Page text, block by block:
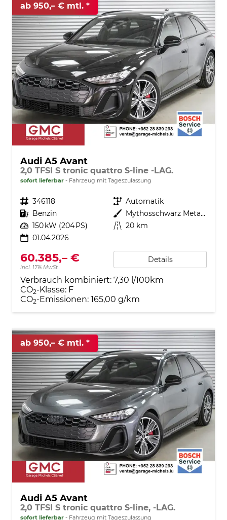
ab 950,– € mtl.
Audi A5 Avant
2,0 TFSI S tronic quattro S-line -LAG.
sofort lieferbar Fahrzeug mit Tageszulassung
Fahrzeugnr. 346118 Getriebe Automatik
Kraftstoff Benzin Außenfarbe
Mythosschwarz Metallic (0E)
Leistung 150 kW (204 PS) Kilometerstand 20 km
01.04.2026
60.385,– €
incl. 17% MwSt.
Details
Verbrauch kombiniert: 7,30 l/100km
CO2-Klasse: F
CO2-Emissionen: 165,00 g/km
ab 950,– € mtl.
Audi A5 Avant
2,0 TFSI S tronic quattro S-line, -LAG.
sofort lieferbar Fahrzeug mit Tageszulassung